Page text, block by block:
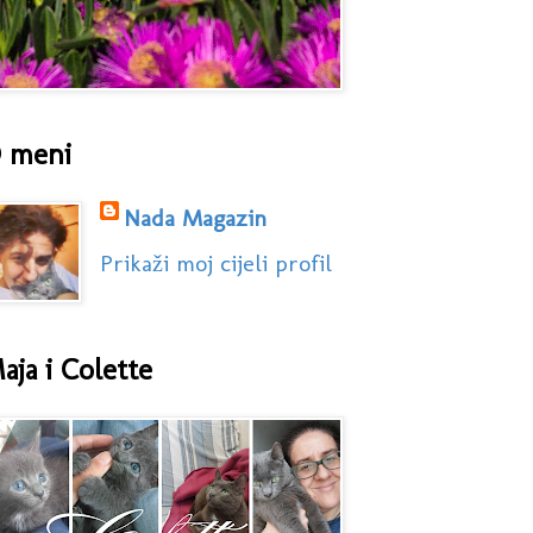
meni
Nada Magazin
Prikaži moj cijeli profil
i Colette